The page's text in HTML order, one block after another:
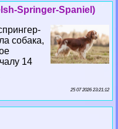
Springer-Spaniel)
собака,
14
25 07 2026 23:21:12